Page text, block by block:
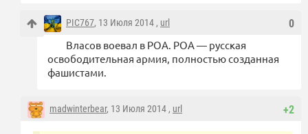
0
PIC767, 13 Июля 2014 , url
Власов воевал в РОА. РОА — русская
освободительная армия, полностью созданная
фашистами.
+2
madwinterbear, 13 Июля 2014 , url